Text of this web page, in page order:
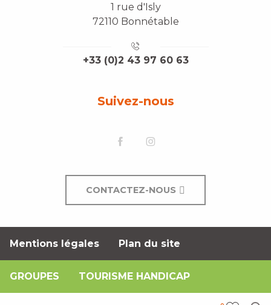
1 rue d'Isly
72110 Bonnétable
+33 (0)2 43 97 60 63
Suivez-nous
CONTACTEZ-NOUS
Mentions légales Plan du site
GROUPES TOURISME HANDICAP